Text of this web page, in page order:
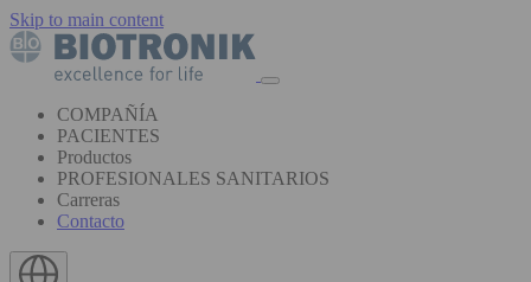
Skip to main content
COMPAÑÍA
PACIENTES
Productos
PROFESIONALES SANITARIOS
Carreras
Contacto